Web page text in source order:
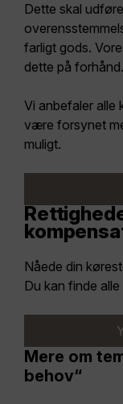
Dette skal
farligt gods.
dette på forhånd.
Vi anbefaler alle
være forsynet
muligt.
Nåede din
Du kan finde
Mere om
behov“